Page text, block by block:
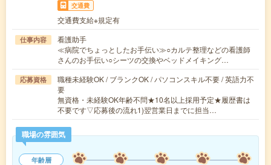
交通費
交通費支給※規定有
仕事内容
看護助手
≪病院でちょっとしたお手伝い≫○カルテ整理などの看護師
さんのお手伝い○シーツの交換やベッドメイキング…
応募資格
職種未経験OK / ブランクOK / パソコンスキル不要 / 英語力不
要
無資格・未経験OK年齢不問★10名以上採用予定★履歴書は
不要です▽応募後の流れ1)翌営業日までに担当…
職場の雰囲気
年齢層